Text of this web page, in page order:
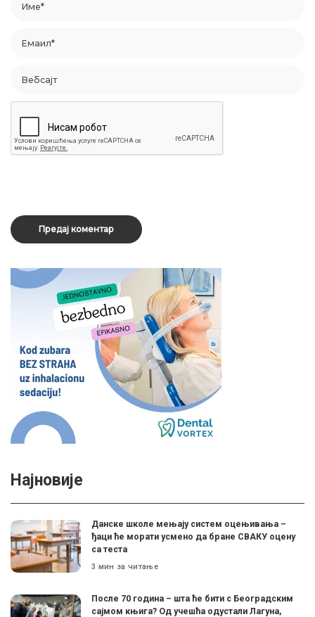
Најновије
Данске школе мењају систем оцењивања –
ђаци ће морати усмено да бране СВАКУ оцену
са теста
3 мин за читање
После 70 година – шта ће бити с Београдским
сајмом књига? Од учешћа одустали Лагуна,